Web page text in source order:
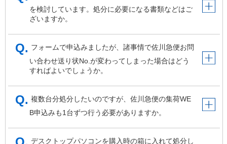
を検討しています。処分に必要になる書類などはご
ざいますか。
フォームで申込みましたが、諸事情で佐川急便お問
い合わせ送り状No.が変わってしまった場合はどう
すればよいでしょうか。
複数台分処分したいのですが、佐川急便の集荷WE
B申込みも1台ずつ行う必要がありますか。
デスクトップパソコンを購入時の箱に入れて処分し